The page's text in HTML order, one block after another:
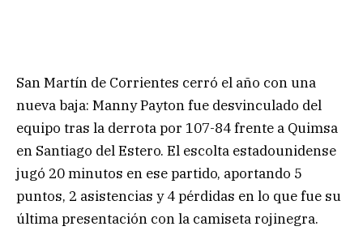
San Martín de Corrientes cerró el año con una
nueva baja: Manny Payton fue desvinculado del
equipo tras la derrota por 107-84 frente a Quimsa
en Santiago del Estero. El escolta estadounidense
jugó 20 minutos en ese partido, aportando 5
puntos, 2 asistencias y 4 pérdidas en lo que fue su
última presentación con la camiseta rojinegra.